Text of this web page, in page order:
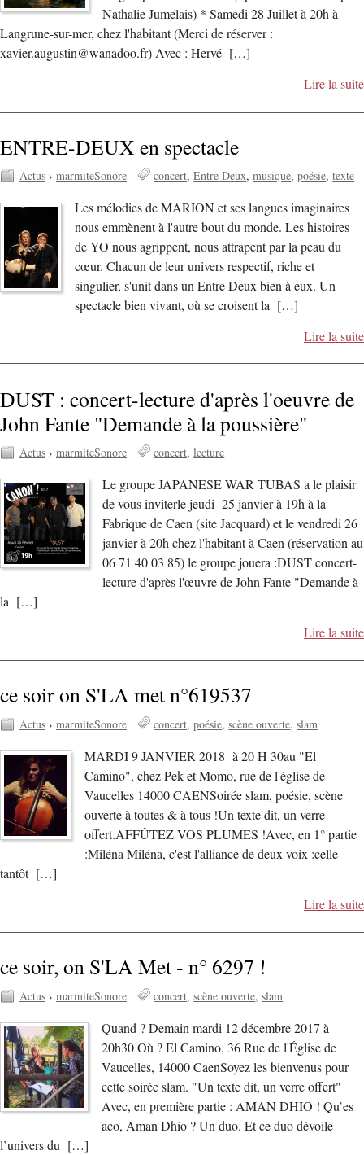
Nathalie Jumelais) * Samedi 28 Juillet à 20h à
Langrune-sur-mer, chez l'habitant (Merci de réserver :
xavier.augustin@wanadoo.fr) Avec : Hervé […]
Lire la suite
ENTRE-DEUX en spectacle
Actus › marmiteSonore concert Entre Deux musique poésie texte
Les mélodies de MARION et ses langues imaginaires
nous emmènent à l'autre bout du monde. Les histoires
de YO nous agrippent, nous attrapent par la peau du
cœur. Chacun de leur univers respectif, riche et
singulier, s'unit dans un Entre Deux bien à eux. Un
spectacle bien vivant, où se croisent la […]
Lire la suite
DUST : concert-lecture d'après l'oeuvre de
John Fante "Demande à la poussière"
Actus › marmiteSonore concert lecture
Le groupe JAPANESE WAR TUBAS a le plaisir
de vous inviterle jeudi 25 janvier à 19h à la
Fabrique de Caen (site Jacquard) et le vendredi 26
janvier à 20h chez l'habitant à Caen (réservation au
06 71 40 03 85) le groupe jouera :DUST concert-
lecture d'après l'œuvre de John Fante "Demande à
la […]
Lire la suite
ce soir on S'LA met n°619537
Actus › marmiteSonore concert poésie scène ouverte slam
MARDI 9 JANVIER 2018 à 20 H 30au "El
Camino", chez Pek et Momo, rue de l'église de
Vaucelles 14000 CAENSoirée slam, poésie, scène
ouverte à toutes & à tous !Un texte dit, un verre
offert.AFFÛTEZ VOS PLUMES !Avec, en 1° partie
:Miléna Miléna, c'est l'alliance de deux voix :celle
tantôt […]
Lire la suite
ce soir, on S'LA Met - n° 6297 !
Actus › marmiteSonore concert scène ouverte slam
Quand ? Demain mardi 12 décembre 2017 à
20h30 Où ? El Camino, 36 Rue de l'Église de
Vaucelles, 14000 CaenSoyez les bienvenus pour
cette soirée slam. "Un texte dit, un verre offert"
Avec, en première partie : AMAN DHIO ! Qu’es
aco, Aman Dhio ? Un duo. Et ce duo dévoile
l’univers du […]